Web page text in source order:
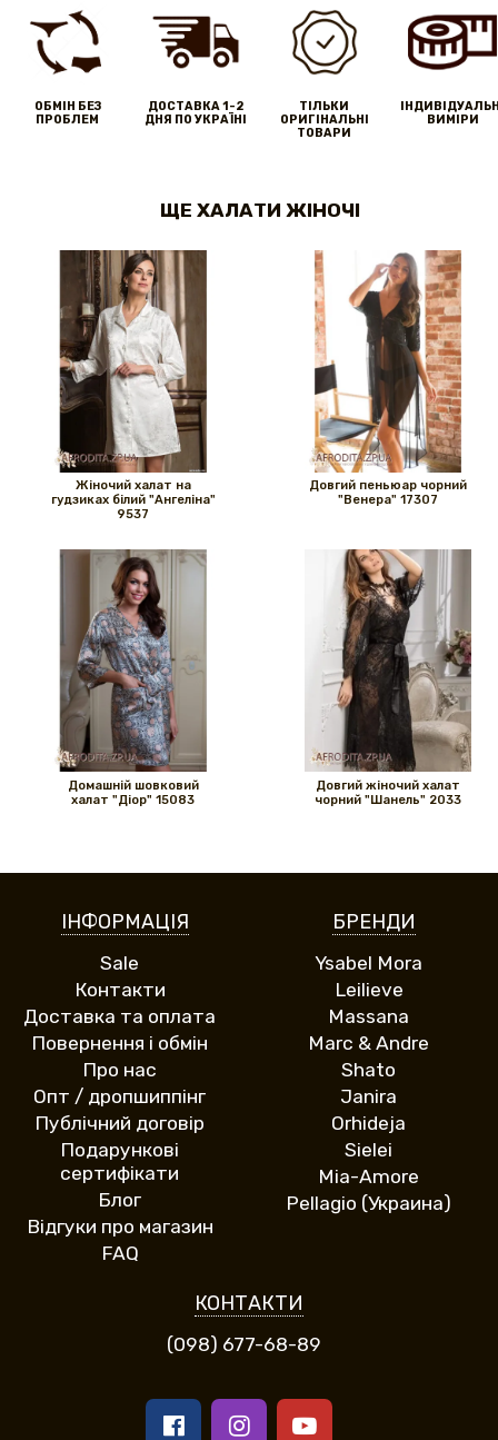
ОБМІН БЕЗ
ПРОБЛЕМ
ДОСТАВКА 1-2
ДНЯ ПО УКРАЇНІ
ТІЛЬКИ
ОРИГІНАЛЬНІ
ТОВАРИ
ВИМІРИ
ЩЕ ХАЛАТИ ЖІНОЧІ
Жіночий халат на
гудзиках білий "Ангеліна"
9537
Довгий пеньюар чорний
"Венера" ​​17307
Домашній шовковий
халат "Діор" 15083
Довгий жіночий халат
чорний "Шанель" 2033
ІНФОРМАЦІЯ
Sale
Контакти
Доставка та оплата
Повернення і обмін
Про нас
Опт / дропшиппінг
Публічний договір
Подарункові
сертифікати
Блог
Відгуки про магазин
FAQ
БРЕНДИ
Ysabel Mora
Leilieve
Massana
Marc & Andre
Shato
Janira
Orhideja
Sielei
Mia-Amore
Pellagio (Украина)
КОНТАКТИ
(098) 677-68-89